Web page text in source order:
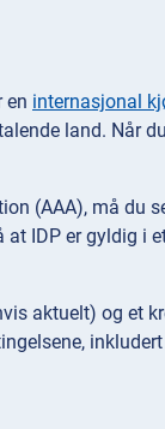
en internasjonal
land. Når
(AAA), må du
IDP er gyldig i
aktuelt) og et